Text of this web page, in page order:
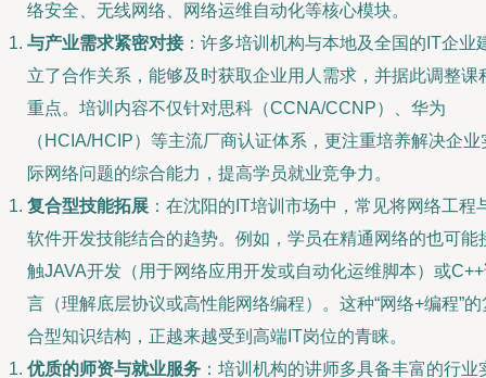
络安全、无线网络、网络运维自动化等核心模块。
与产业需求紧密对接：许多培训机构与本地及全国的IT企业
立了合作关系，能够及时获取企业用人需求，并据此调整课
重点。培训内容不仅针对思科（CCNA/CCNP）、华为
（HCIA/HCIP）等主流厂商认证体系，更注重培养解决企业
际网络问题的综合能力，提高学员就业竞争力。
复合型技能拓展 ：在沈阳的IT培训市场中，常见将网络工程
软件开发技能结合的趋势。例如，学员在精通网络的也可能
触JAVA开发（用于网络应用开发或自动化运维脚本）或
言（理解底层协议或高性能网络编程）。这种“网络+编程”的
合型知识结构，正越来越受到高端IT岗位的青睐。
优质的师资与就业服务 ：培训机构的讲师多具备丰富的行业